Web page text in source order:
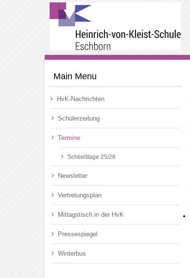
Main Menu
HvK-Nachrichten
Schülerzeitung
Termine
Schließtage 25/26
Newsletter
Vertretungsplan
Mittagstisch in der HvK
Pressespiegel
Winterbus